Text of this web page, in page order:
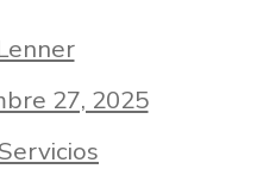
27, 2025
Servicios